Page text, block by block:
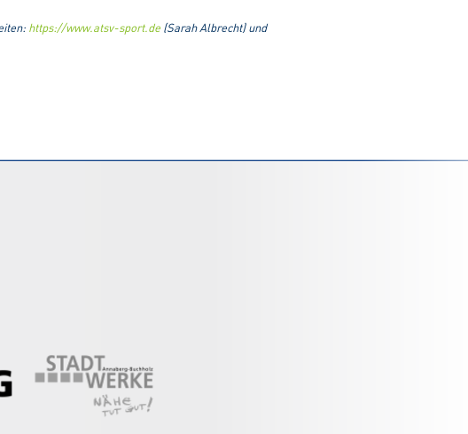
https://www.atsv-sport.de(Sarah Albrecht) und